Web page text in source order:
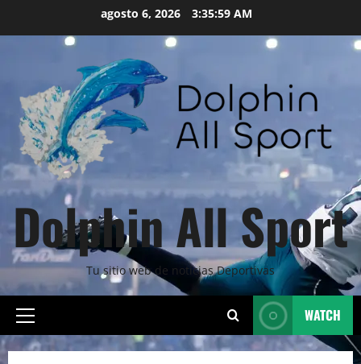
agosto 6, 2026 3:36:00 AM
Dolphin All Sport
Tu sitio web de noticias Deportivas
Primary
Menu
WATCH